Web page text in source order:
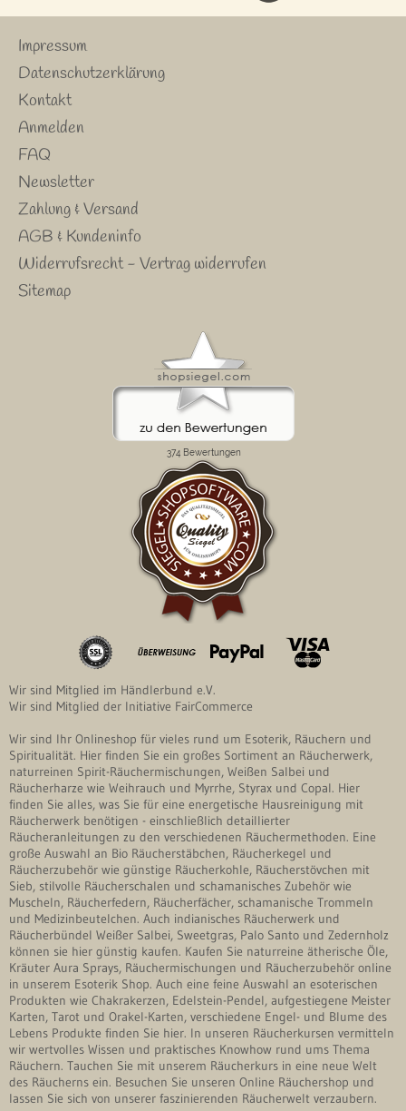
Impressum
Datenschutzerklärung
Kontakt
Anmelden
FAQ
Newsletter
Zahlung & Versand
AGB & Kundeninfo
Widerrufsrecht - Vertrag widerrufen
Sitemap
Wir sind Mitglied im Händlerbund e.V.
Wir sind Mitglied der Initiative FairCommerce
Wir sind Ihr Onlineshop für vieles rund um Esoterik, Räuchern und
Spiritualität. Hier finden Sie ein großes Sortiment an Räucherwerk,
naturreinen Spirit-Räuchermischungen, Weißen Salbei und
Räucherharze wie Weihrauch und Myrrhe, Styrax und Copal. Hier
finden Sie alles, was Sie für eine energetische Hausreinigung mit
Räucherwerk benötigen - einschließlich detaillierter
Räucheranleitungen zu den verschiedenen Räuchermethoden. Eine
große Auswahl an Bio Räucherstäbchen, Räucherkegel und
Räucherzubehör wie günstige Räucherkohle, Räucherstövchen mit
Sieb, stilvolle Räucherschalen und schamanisches Zubehör wie
Muscheln, Räucherfedern, Räucherfächer, schamanische Trommeln
und Medizinbeutelchen. Auch indianisches Räucherwerk und
Räucherbündel Weißer Salbei, Sweetgras, Palo Santo und Zedernholz
können sie hier günstig kaufen. Kaufen Sie naturreine ätherische Öle,
Kräuter Aura Sprays, Räuchermischungen und Räucherzubehör online
in unserem Esoterik Shop. Auch eine feine Auswahl an esoterischen
Produkten wie Chakrakerzen, Edelstein-Pendel, aufgestiegene Meister
Karten, Tarot und Orakel-Karten, verschiedene Engel- und Blume des
Lebens Produkte finden Sie hier. In unseren Räucherkursen vermitteln
wir wertvolles Wissen und praktisches Knowhow rund ums Thema
Räuchern. Tauchen Sie mit unserem Räucherkurs in eine neue Welt
des Räucherns ein. Besuchen Sie unseren Online Räuchershop und
lassen Sie sich von unserer faszinierenden Räucherwelt verzaubern.